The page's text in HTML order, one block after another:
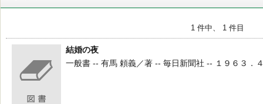
1 件中、 1 件目
結婚の夜
一般書 -- 有馬 頼義／著 -- 毎日新聞社 -- １９６３．